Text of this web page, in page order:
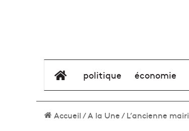
élément de menu
politique économie
Accueil/A la Une/L’ancienne